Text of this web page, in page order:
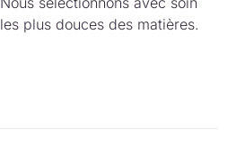
les plus douces des matières.